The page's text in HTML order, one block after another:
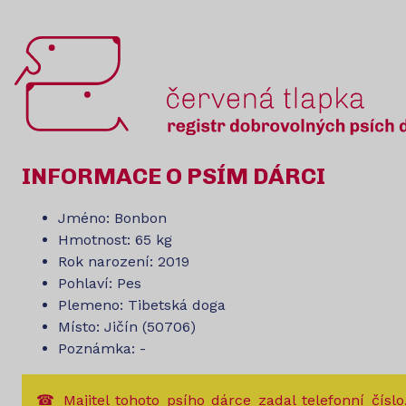
INFORMACE O PSÍM DÁRCI
Jméno: Bonbon
Hmotnost: 65 kg
Rok narození: 2019
Pohlaví: Pes
Plemeno: Tibetská doga
Místo: Jičín (50706)
Poznámka: -
☎ Majitel tohoto psího dárce zadal telefonní